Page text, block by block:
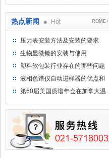
热点新闻 Hot ROME+
压力表安装方法及安装的要求
生物显微镜的安装与使用
塑料软包装行业存在的哪些问题
液相色谱仪自动进样器的优点和
维护
第60届美国质谱年会在加拿大温